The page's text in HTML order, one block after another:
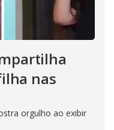
nas
orgulho ao exibir